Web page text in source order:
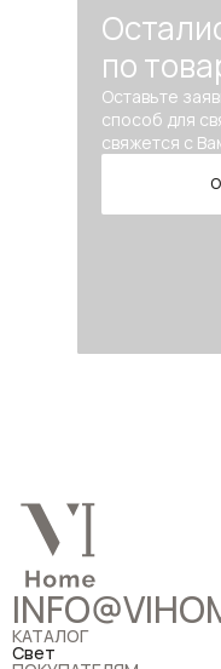
по
Оставьте
способ для
свяжется с
КАТАЛОГ
Свет